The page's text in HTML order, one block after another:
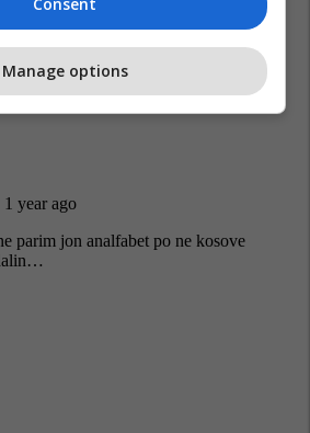
Manage options